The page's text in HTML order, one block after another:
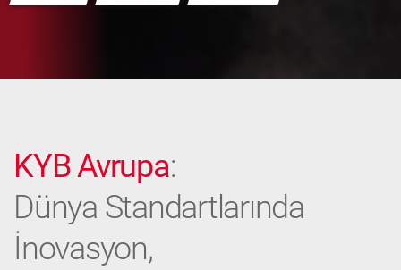
KYB Avrupa:
Dünya Standartlarında
İnovasyon,